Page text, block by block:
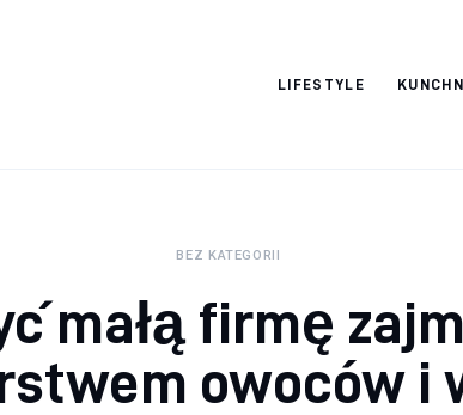
LIFESTYLE
BEZ KATEGORII
małą firmę
owoców i